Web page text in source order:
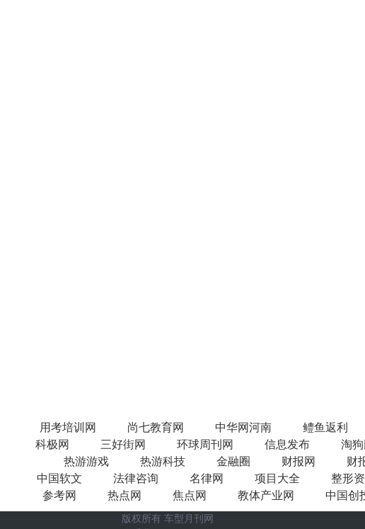
用考培训网 尚七教育网 中华网河南 鳢鱼返利
科极网
三好街网 环球周刊网 信息发布 淘狗
热游游戏
热游科技 金融圈 财报网 财
中国软文
法律咨询 名律网 项目大全 整形
参考网
热点网 焦点网 教体产业网 中国创
版权所有 车型月刊网